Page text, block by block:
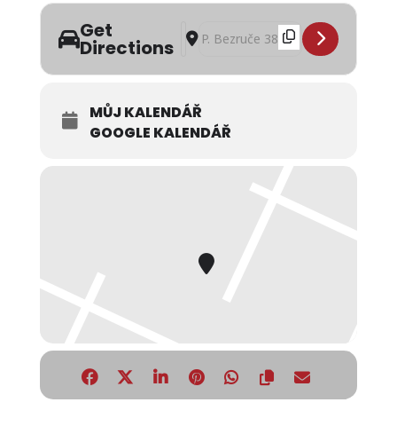
Get
Directions
Address - Besedy a přednášky v
Destination Address - Besedy a
MŮJ KALENDÁŘ
GOOGLE KALENDÁŘ